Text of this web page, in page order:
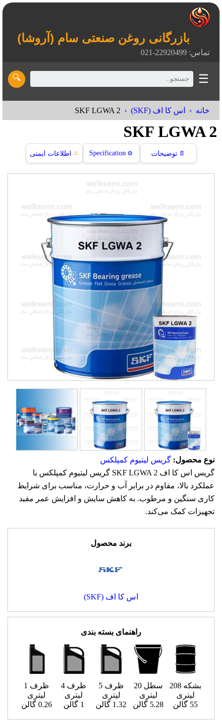
بازرگانی روغن صنعتی سام (آروشا)
تماس: 22920499-021
☰
🔍
خانه اس کا اف (SKF) SKF LGWA 2
SKF LGWA 2
📄 توضیحات ⚙️
Specification
⚠️ اطلاعات ایمنی
نوع محصول: گریس لیتیوم کمپلکس
گریس اس کا اف SKF LGWA 2 گریس لیتیوم کمپلکس با
عملکرد بالا، مقاوم در برابر آب و حرارت، مناسب برای شرایط
کاری سنگین و مرطوب. به کاهش سایش و افزایش عمر مفید
تجهیزات کمک می‌کند.
برند محصول
اس کا اف (SKF)
راهنمای بسته بندی
بشکه 208
لیتری
55 گالن
سطل 20
لیتری
5.28 گالن
ظرف 5
لیتری
1.32 گالن
ظرف 4
لیتری
1 گالن
ظرف 1
لیتری
0.26 گالن